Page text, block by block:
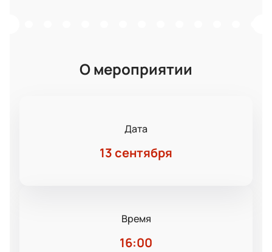
О мероприятии
Дата
13 сентября
Время
16:00